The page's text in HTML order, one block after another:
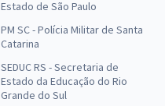
Estado de São Paulo
PM SC - Polícia Militar de Santa
Catarina
SEDUC RS - Secretaria de
Estado da Educação do Rio
Grande do Sul